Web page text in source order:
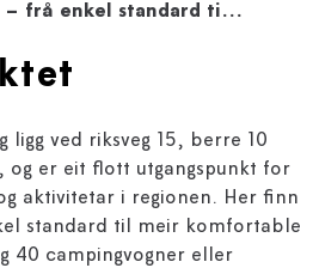
– frå enkel standard ti...
ligg ved riksveg 15, berre 10
og er eit flott utgangspunkt for
aktivitetar i regionen. Her finn
standard til meir komfortable
40 campingvogner eller